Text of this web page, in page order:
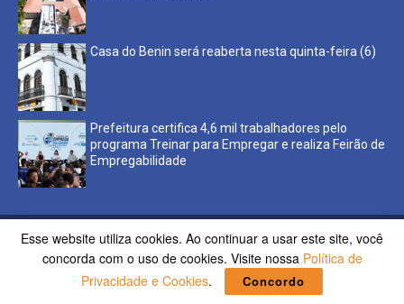
Casa do Benin será reaberta nesta quinta-feira (6)
Prefeitura certifica 4,6 mil trabalhadores pelo
programa Treinar para Empregar e realiza Feirão de
Empregabilidade
Copyright ©2023 Salvador Acontece. Todos os direitos
reservados | Desenvolvido porPoppy Sites.
Esse website utiliza cookies. Ao continuar a usar este site, você
concorda com o uso de cookies. Visite nossa Política de
Privacidade e Cookies. Concordo